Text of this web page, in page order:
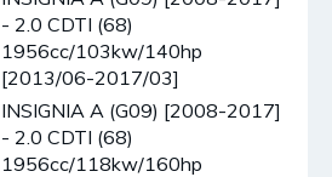
- 2.0 CDTI (68)
1956cc/103kw/140hp
[2013/06-2017/03]
INSIGNIA A (G09) [2008-2017]
- 2.0 CDTI (68)
1956cc/118kw/160hp